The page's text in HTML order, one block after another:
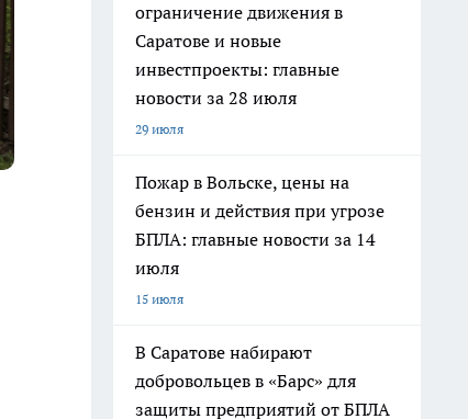
ограничение движения в
Саратове и новые
инвестпроекты: главные
новости за 28 июля
29 июля
Пожар в Вольске, цены на
бензин и действия при угрозе
БПЛА: главные новости за 14
июля
15 июля
В Саратове набирают
добровольцев в «Барс» для
защиты предприятий от БПЛА